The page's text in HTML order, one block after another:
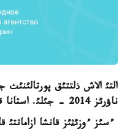
ناؤرئز 2014 - جئلئ. استانا قالاسئ
ءسئز ءوزئثئز قانشا ازاماتتئ